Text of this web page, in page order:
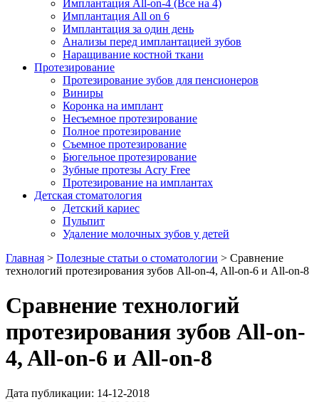
Имплантация All-on-4 (Все на 4)
Имплантация All on 6
Имплантация за один день
Анализы перед имплантацией зубов
Наращивание костной ткани
Протезирование
Протезирование зубов для пенсионеров
Виниры
Коронка на имплант
Несъемное протезирование
Полное протезирование
Съемное протезирование
Бюгельное протезирование
Зубные протезы Acry Free
Протезирование на имплантах
Детская стоматология
Детский кариес
Пульпит
Удаление молочных зубов у детей
Главная > Полезные статьи о стоматологии > Сравнение
технологий протезирования зубов All-on-4, All-on-6 и All-on-8
Сравнение технологий
протезирования зубов All-on-
4, All-on-6 и All-on-8
Дата публикации: 14-12-2018